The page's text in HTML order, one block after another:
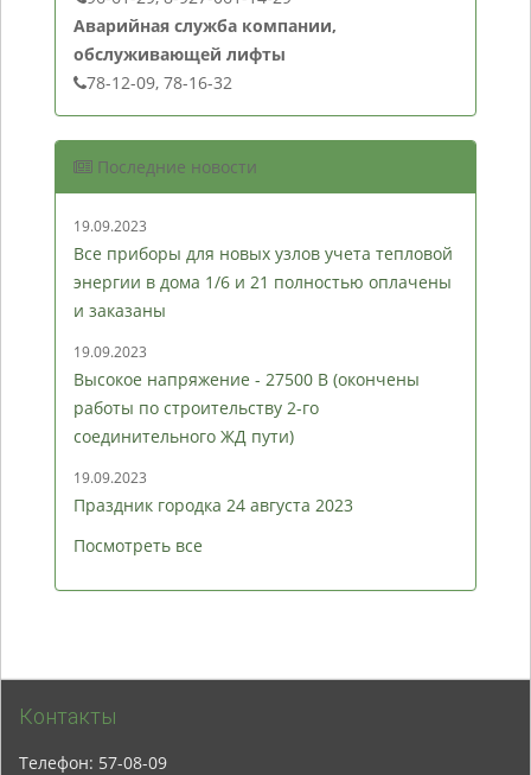
Аварийная служба компании,
обслуживающей лифты
78-12-09, 78-16-32
Последние новости
19.09.2023
Все приборы для новых узлов учета тепловой
энергии в дома 1/6 и 21 полностью оплачены
и заказаны
19.09.2023
Высокое напряжение - 27500 В (окончены
работы по строительству 2-го
соединительного ЖД пути)
19.09.2023
Праздник городка 24 августа 2023
Посмотреть все
Контакты
Телефон: 57-08-09